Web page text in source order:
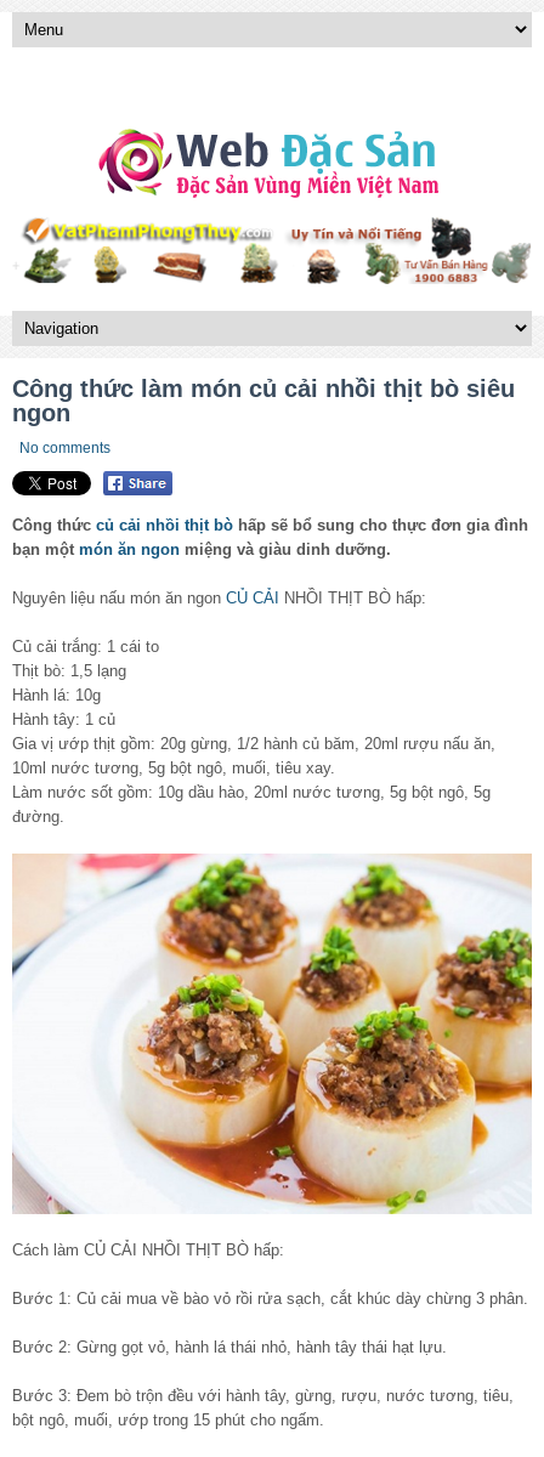
Công thức làm món củ cải nhồi thịt bò siêu
ngon
No comments
Công thức củ cải nhồi thịt bò hấp sẽ bổ sung cho thực đơn gia đình
bạn một món ăn ngon miệng và giàu dinh dưỡng.
Nguyên liệu nấu món ăn ngon CỦ CẢI NHỒI THỊT BÒ hấp:
Củ cải trắng: 1 cái to
Thịt bò: 1,5 lạng
Hành lá: 10g
Hành tây: 1 củ
Gia vị ướp thịt gồm: 20g gừng, 1/2 hành củ băm, 20ml rượu nấu ăn,
10ml nước tương, 5g bột ngô, muối, tiêu xay.
Làm nước sốt gồm: 10g dầu hào, 20ml nước tương, 5g bột ngô, 5g
đường.
Cách làm CỦ CẢI NHỒI THỊT BÒ hấp:
Bước 1: Củ cải mua về bào vỏ rồi rửa sạch, cắt khúc dày chừng 3 phân.
Bước 2: Gừng gọt vỏ, hành lá thái nhỏ, hành tây thái hạt lựu.
Bước 3: Đem bò trộn đều với hành tây, gừng, rượu, nước tương, tiêu,
bột ngô, muối, ướp trong 15 phút cho ngấm.